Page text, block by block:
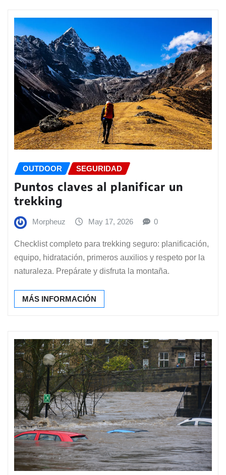
OUTDOOR SEGURIDAD
Puntos claves al planificar un
trekking
Morpheuz May 17, 2026 0
Checklist completo para trekking seguro: planificación,
equipo, hidratación, primeros auxilios y respeto por la
naturaleza. Prepárate y disfruta la montaña.
MÁS INFORMACIÓN